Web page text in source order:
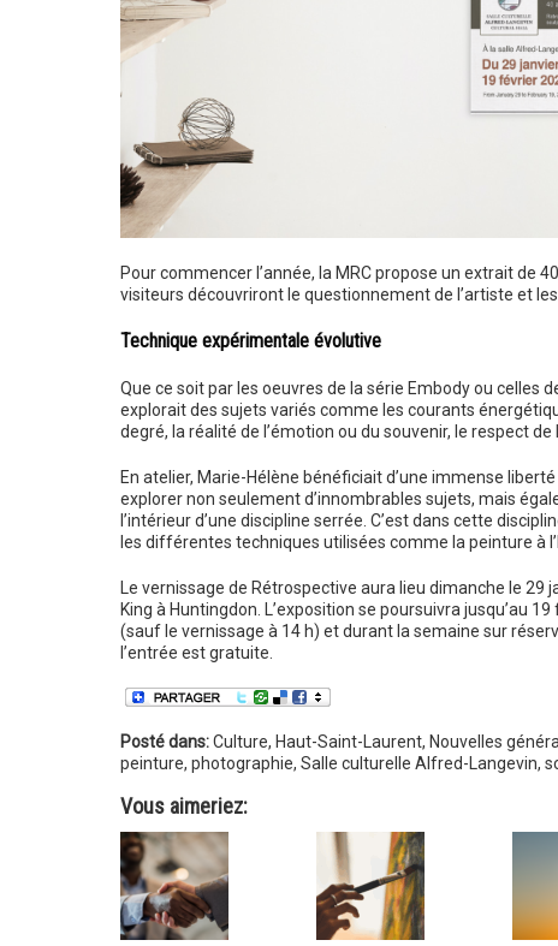
Pour commencer l’année, la MRC propose un extrait de
visiteurs découvriront le questionnement de l’artiste et
Technique expérimentale évolutive
Que ce soit par les oeuvres de la série Embody ou celles
explorait des sujets variés comme les courants
degré, la réalité de l’émotion ou du souvenir, le respect
En atelier, Marie-Hélène bénéficiait d’une immense
explorer non seulement d’innombrables sujets, mais
l’intérieur d’une discipline serrée. C’est dans cette
les différentes techniques utilisées comme la peinture à
Le vernissage de Rétrospective aura lieu dimanche le 29
King à Huntingdon. L’exposition se poursuivra jusqu’au
(sauf le vernissage à 14 h) et durant la semaine sur
l’entrée est gratuite.
Posté dans:Culture, Haut-Saint-Laurent, Nouvelles
peinture, photographie, Salle culturelle Alfred-Langevin,
Vous aimeriez: